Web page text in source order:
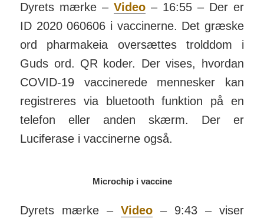
Dyrets mærke –Video – 16:55 – Der er
ID 2020 060606 i vacci­nerne. Det græske
ord phar­makeia over­sættes trold­dom i
Guds ord. QR koder. Der vises, hvordan
COVID-19 vacci­nerede men­nesker kan
regi­streres via blue­tooth funktion på en
telefon eller anden skærm. Der er
Luciferase i vaccinerne også.
Microchip i vaccine
Dyrets mærke –Video – 9:43 – viser